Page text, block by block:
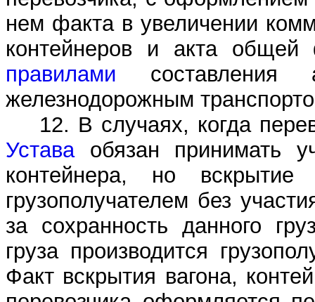
нем факта в увеличении
контейнеров и акта
правилами составления
железнодорожным
12. В случаях, когда
Уставаобязан принимать
контейнера, но вскрытие
грузополучателем без
за сохранность данного
груза производится
Факт вскрытия вагона,